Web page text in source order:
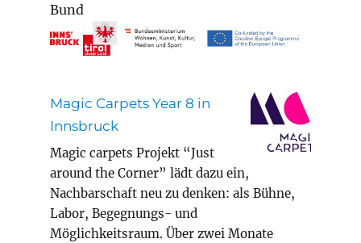
Bund
Magic Carpets Year 8 in
Innsbruck
Magic carpets Projekt “Just
around the Corner” lädt dazu ein,
Nachbarschaft neu zu denken: als Bühne,
Labor, Begegnungs- und
Möglichkeitsraum. Über zwei Monate